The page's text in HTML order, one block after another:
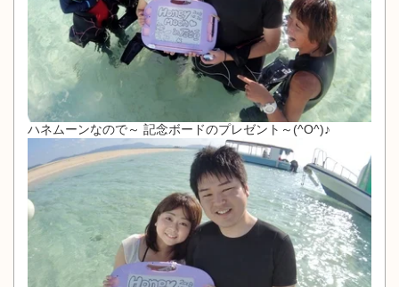
ハネムーンなので～ 記念ボードのプレゼント～(^O^)♪